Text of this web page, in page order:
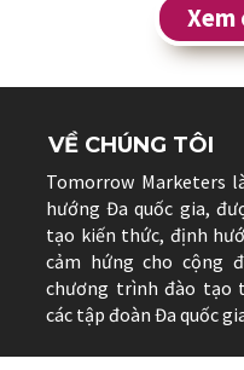
VỀ CHÚNG TÔI
Tomorrow Marketers
hướng Đa quốc gia,
tạo kiến thức, định
cảm hứng cho cộng
chương trình đào tạo
các tập đoàn Đa quốc